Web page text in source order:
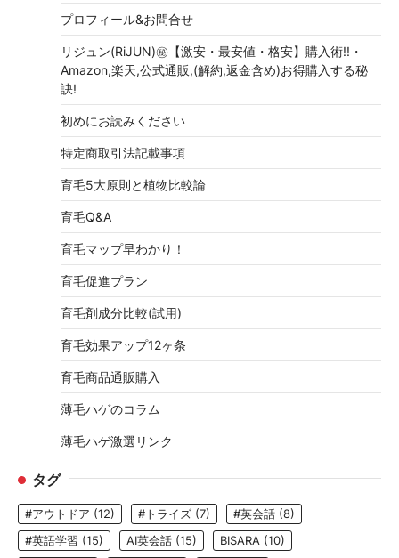
プロフィール&お問合せ
リジュン(RiJUN)㊙【激安・最安値・格安】購入術!!・
Amazon,楽天,公式通販,(解約,返金含め)お得購入する秘
訣!
初めにお読みください
特定商取引法記載事項
育毛5大原則と植物比較論
育毛Q&A
育毛マップ早わかり！
育毛促進プラン
育毛剤成分比較(試用)
育毛効果アップ12ヶ条
育毛商品通販購入
薄毛ハゲのコラム
薄毛ハゲ激選リンク
タグ
#アウトドア (12) #トライズ (7) #英会話 (8)
#英語学習 (15) AI英会話 (15) BISARA (10)